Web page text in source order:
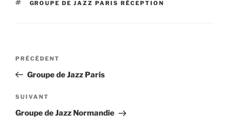
ÉTIQUETTES
GROUPE DE JAZZ PARIS RÉCEPTION
Navigation
l’article
Article
précédent
PRÉCÉDENT
Groupe de Jazz Paris
Article
suivant
SUIVANT
Groupe de Jazz Normandie